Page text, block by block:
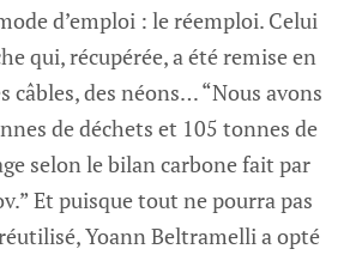
d’emploi : le réemploi. Celui
qui, récupérée, a été remise en
câbles, des néons… “Nous avons
de déchets et 105 tonnes de
selon le bilan carbone fait par
Et puisque tout ne pourra pas
Yoann Beltramelli a opté